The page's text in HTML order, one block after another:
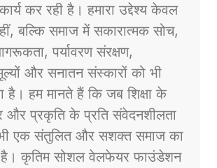
कर रही है। हमारा उद्देश्य केवल
बल्कि समाज में सकारात्मक सोच,
पर्यावरण संरक्षण,
और सनातन संस्कारों को भी
है। हम मानते हैं कि जब शिक्षा के
और प्रकृति के प्रति संवेदनशीलता
एक संतुलित और सशक्त समाज का
है। कृतिम सोशल वेलफेयर फाउंडेशन